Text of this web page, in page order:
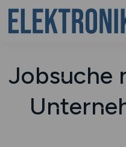
Jobsuche